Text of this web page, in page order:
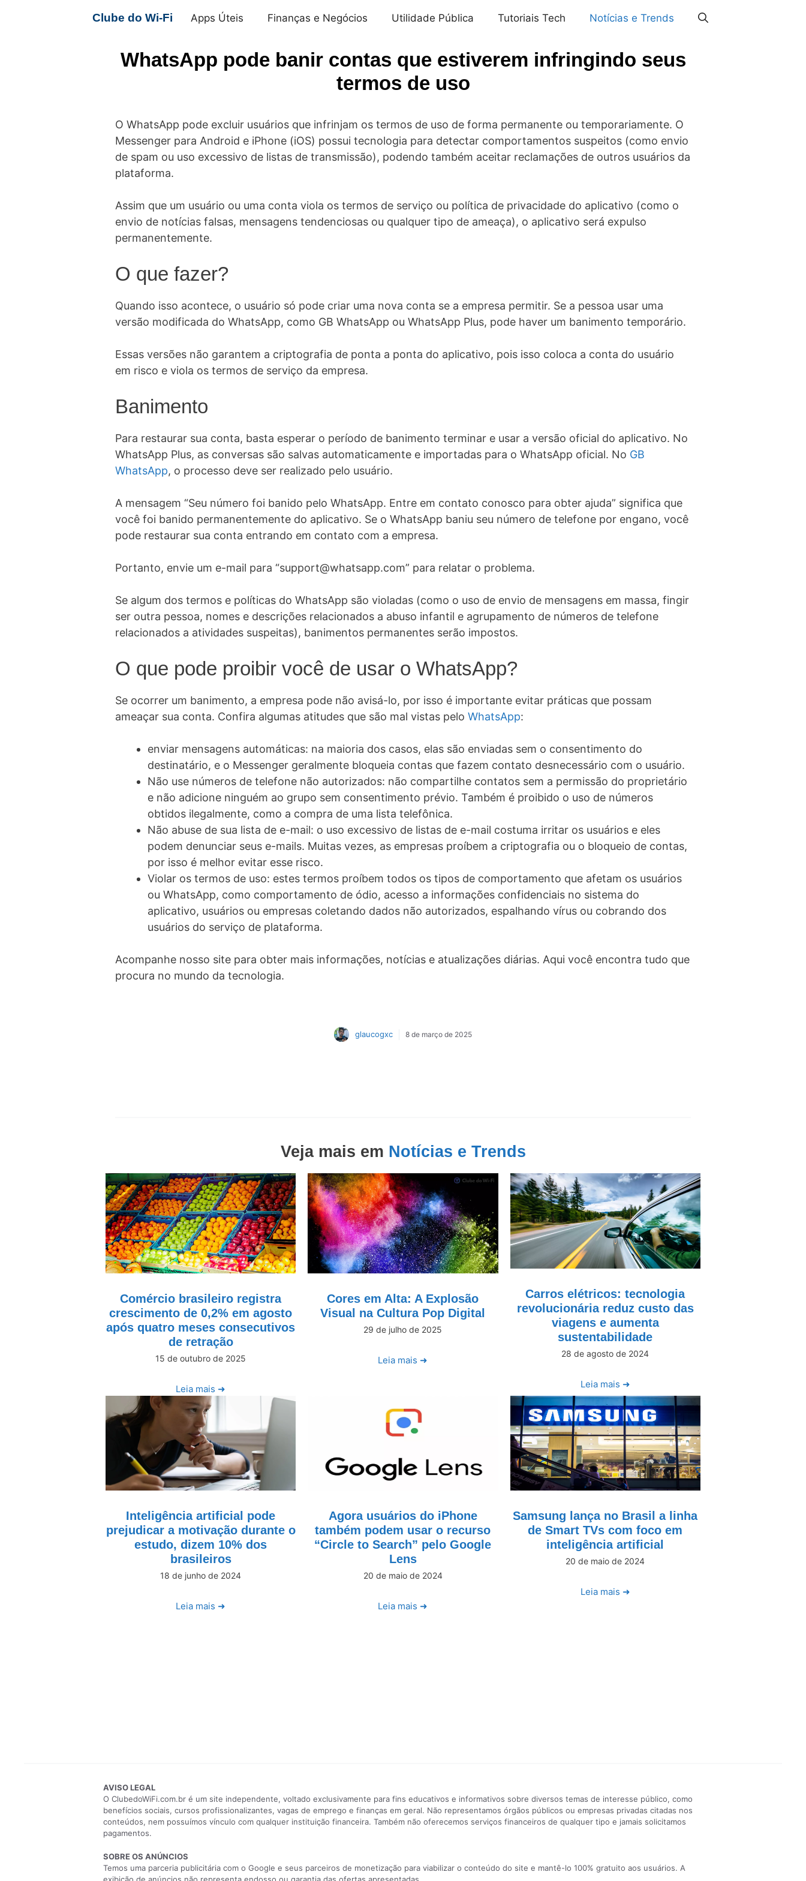
Clube do Wi-Fi Apps Úteis Finanças e Negócios Utilidade Pública Tutoriais Tech Notícias e Trends
WhatsApp pode banir contas que estiverem infringindo seus
termos de uso
O WhatsApp pode excluir usuários que infrinjam os termos de uso de forma permanente ou temporariamente. O
Messenger para Android e iPhone (iOS) possui tecnologia para detectar comportamentos suspeitos (como envio
de spam ou uso excessivo de listas de transmissão), podendo também aceitar reclamações de outros usuários da
plataforma.
Assim que um usuário ou uma conta viola os termos de serviço ou política de privacidade do aplicativo (como o
envio de notícias falsas, mensagens tendenciosas ou qualquer tipo de ameaça), o aplicativo será expulso
permanentemente.
O que fazer?
Quando isso acontece, o usuário só pode criar uma nova conta se a empresa permitir. Se a pessoa usar uma
versão modificada do WhatsApp, como GB WhatsApp ou WhatsApp Plus, pode haver um banimento temporário.
Essas versões não garantem a criptografia de ponta a ponta do aplicativo, pois isso coloca a conta do usuário
em risco e viola os termos de serviço da empresa.
Banimento
Para restaurar sua conta, basta esperar o período de banimento terminar e usar a versão oficial do aplicativo. No
WhatsApp Plus, as conversas são salvas automaticamente e importadas para o WhatsApp oficial. No GB
WhatsApp, o processo deve ser realizado pelo usuário.
A mensagem “Seu número foi banido pelo WhatsApp. Entre em contato conosco para obter ajuda” significa que
você foi banido permanentemente do aplicativo. Se o WhatsApp baniu seu número de telefone por engano, você
pode restaurar sua conta entrando em contato com a empresa.
Portanto, envie um e-mail para “support@whatsapp.com” para relatar o problema.
Se algum dos termos e políticas do WhatsApp são violadas (como o uso de envio de mensagens em massa, fingir
ser outra pessoa, nomes e descrições relacionados a abuso infantil e agrupamento de números de telefone
relacionados a atividades suspeitas), banimentos permanentes serão impostos.
O que pode proibir você de usar o WhatsApp?
Se ocorrer um banimento, a empresa pode não avisá-lo, por isso é importante evitar práticas que possam
ameaçar sua conta. Confira algumas atitudes que são mal vistas pelo WhatsApp:
enviar mensagens automáticas: na maioria dos casos, elas são enviadas sem o consentimento do
destinatário, e o Messenger geralmente bloqueia contas que fazem contato desnecessário com o usuário.
Não use números de telefone não autorizados: não compartilhe contatos sem a permissão do proprietário
e não adicione ninguém ao grupo sem consentimento prévio. Também é proibido o uso de números
obtidos ilegalmente, como a compra de uma lista telefônica.
Não abuse de sua lista de e-mail: o uso excessivo de listas de e-mail costuma irritar os usuários e eles
podem denunciar seus e-mails. Muitas vezes, as empresas proíbem a criptografia ou o bloqueio de contas,
por isso é melhor evitar esse risco.
Violar os termos de uso: estes termos proíbem todos os tipos de comportamento que afetam os usuários
ou WhatsApp, como comportamento de ódio, acesso a informações confidenciais no sistema do
aplicativo, usuários ou empresas coletando dados não autorizados, espalhando vírus ou cobrando dos
usuários do serviço de plataforma.
Acompanhe nosso site para obter mais informações, notícias e atualizações diárias. Aqui você encontra tudo que
procura no mundo da tecnologia.
glaucogxc 8 de março de 2025
Veja mais em Notícias e Trends
Comércio brasileiro registra
crescimento de 0,2% em agosto
após quatro meses consecutivos
de retração
15 de outubro de 2025
Leia mais ➜
Cores em Alta: A Explosão
Visual na Cultura Pop Digital
29 de julho de 2025
Leia mais ➜
Carros elétricos: tecnologia
revolucionária reduz custo das
viagens e aumenta
sustentabilidade
28 de agosto de 2024
Leia mais ➜
Inteligência artificial pode
prejudicar a motivação durante o
estudo, dizem 10% dos
brasileiros
18 de junho de 2024
Leia mais ➜
Agora usuários do iPhone
também podem usar o recurso
“Circle to Search” pelo Google
Lens
20 de maio de 2024
Leia mais ➜
Samsung lança no Brasil a linha
de Smart TVs com foco em
inteligência artificial
20 de maio de 2024
Leia mais ➜
AVISO LEGAL
O ClubedoWiFi.com.br é um site independente, voltado exclusivamente para fins educativos e informativos sobre diversos temas de interesse público, como
benefícios sociais, cursos profissionalizantes, vagas de emprego e finanças em geral. Não representamos órgãos públicos ou empresas privadas citadas nos
conteúdos, nem possuímos vínculo com qualquer instituição financeira. Também não oferecemos serviços financeiros de qualquer tipo e jamais solicitamos
pagamentos.
SOBRE OS ANÚNCIOS
Temos uma parceria publicitária com o Google e seus parceiros de monetização para viabilizar o conteúdo do site e mantê-lo 100% gratuito aos usuários. A
exibição de anúncios não representa endosso ou garantia das ofertas apresentadas.